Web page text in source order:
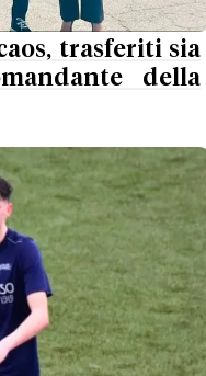
trasferiti sia
della